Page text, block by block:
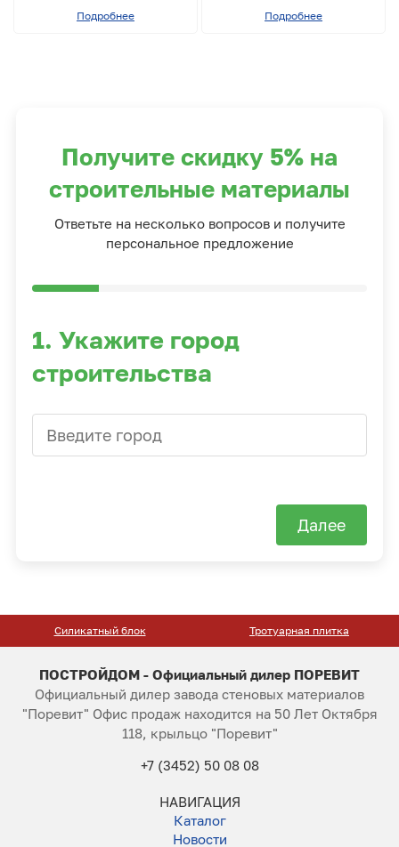
Подробнее Подробнее
Получите скидку 5% на
строительные материалы
Ответьте на несколько вопросов и получите
персональное предложение
1. Укажите город
строительства
Далее
Силикатный блок Тротуарная плитка
ПОСТРОЙДОМ - Официальный дилер ПОРЕВИТ
Официальный дилер завода стеновых материалов
"Поревит" Офис продаж находится на 50 Лет Октября
118, крыльцо "Поревит"
+7 (3452) 50 08 08
НАВИГАЦИЯ
Каталог
Новости